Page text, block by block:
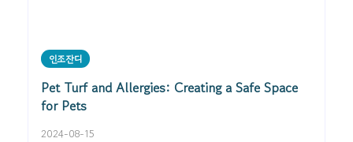
인조잔디
Pet Turf and Allergies: Creating a Safe Space
for Pets
2024-08-15